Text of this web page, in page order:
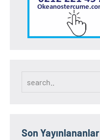
Son Yayınlananlar